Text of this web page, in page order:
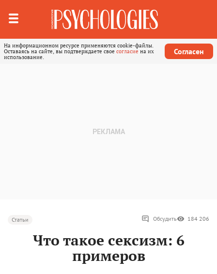
На информационном ресурсе применяются cookie-файлы.
Оставаясь на сайте, вы подтверждаете свое согласие на их
использование.
Согласен
Статьи Обсудить 184 206
Что такое сексизм: 6
примеров